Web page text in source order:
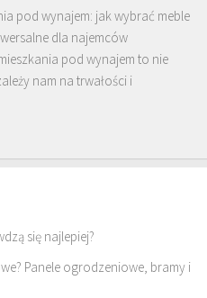
pod wynajem: jak wybrać meble
dla najemców
pod wynajem to nie
nam na trwałości i
się najlepiej?
Panele ogrodzeniowe, bramy i